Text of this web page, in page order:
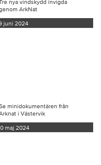
nya vindskydd invigda
ArkNat
juni 2024
minidokumentären från
i Västervik
maj 2024